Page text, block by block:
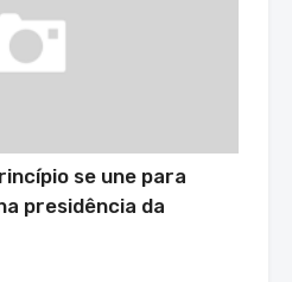
se une para
presidência da